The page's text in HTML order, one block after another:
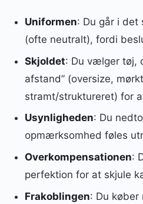
Uniformen: Du går i det
(ofte neutralt), fordi
Skjoldet: Du vælger tøj,
afstand” (oversize,
stramt/struktureret) for
Usynligheden: Du
opmærksomhed føles
Overkompensationen:
perfektion for at skjule
Frakoblingen: Du